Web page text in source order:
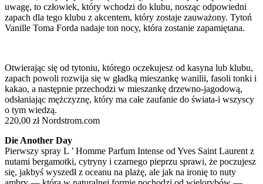
uwagę, to człowiek, który wchodzi do klubu, nosząc odpowiedni
zapach dla tego klubu z akcentem, który zostaje zauważony. Tytoń
Vanille Toma Forda nadaje ton nocy, która zostanie zapamiętana.
Otwierając się od tytoniu, którego oczekujesz od kasyna lub klubu,
zapach powoli rozwija się w gładką mieszankę wanilii, fasoli tonki i
kakao, a następnie przechodzi w mieszankę drzewno-jagodową,
odsłaniając mężczyznę, który ma całe zaufanie do świata-i wszyscy
o tym wiedzą.
220,00 zł Nordstrom.com
Die Another Day
Pierwszy spray L ’ Homme Parfum Intense od Yves Saint Laurent z
nutami bergamotki, cytryny i czarnego pieprzu sprawi, że poczujesz
się, jakbyś wyszedł z oceanu na plażę, ale jak na ironię to nuty